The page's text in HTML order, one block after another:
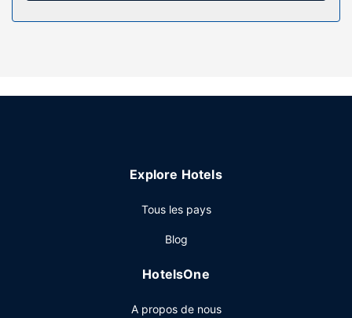
de loisirs disponibles dans l'hébergement, notamment un
conciergerie et un service d'organisation de mariages.
salon. Un petit déjeuner buffet est servi tous les jours de
Les équipements et services proposés incluent une
Explore Hotels
Tous les pays
Blog
HotelsOne
A propos de nous